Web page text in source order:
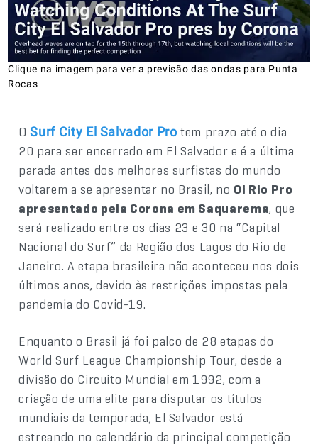
Clique na imagem para ver a previsão das ondas para Punta
Rocas
OSurf City El Salvador Protem prazo até o dia
20 para ser encerrado em El Salvador e é a última
parada antes dos melhores surfistas do mundo
voltarem a se apresentar no Brasil, no Oi Rio Pro
apresentado pela Corona em Saquarema, que
será realizado entre os dias 23 e 30 na “Capital
Nacional do Surf” da Região dos Lagos do Rio de
Janeiro. A etapa brasileira não aconteceu nos dois
últimos anos, devido às restrições impostas pela
pandemia do Covid-19.
Enquanto o Brasil já foi palco de 28 etapas do
World Surf League Championship Tour, desde a
divisão do Circuito Mundial em 1992, com a
criação de uma elite para disputar os títulos
mundiais da temporada, El Salvador está
estreando no calendário da principal competição